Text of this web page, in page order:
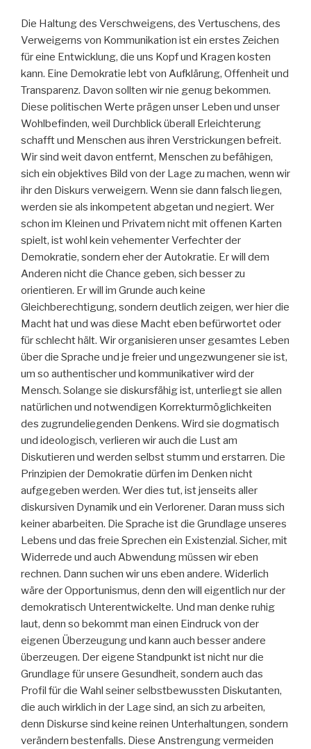
Die Haltung des Verschweigens, des Vertuschens, des
Verweigerns von Kommunikation ist ein erstes Zeichen
für eine Entwicklung, die uns Kopf und Kragen kosten
kann. Eine Demokratie lebt von Aufklärung, Offenheit und
Transparenz. Davon sollten wir nie genug bekommen.
Diese politischen Werte prägen unser Leben und unser
Wohlbefinden, weil Durchblick überall Erleichterung
schafft und Menschen aus ihren Verstrickungen befreit.
Wir sind weit davon entfernt, Menschen zu befähigen,
sich ein objektives Bild von der Lage zu machen, wenn wir
ihr den Diskurs verweigern. Wenn sie dann falsch liegen,
werden sie als inkompetent abgetan und negiert. Wer
schon im Kleinen und Privatem nicht mit offenen Karten
spielt, ist wohl kein vehementer Verfechter der
Demokratie, sondern eher der Autokratie. Er will dem
Anderen nicht die Chance geben, sich besser zu
orientieren. Er will im Grunde auch keine
Gleichberechtigung, sondern deutlich zeigen, wer hier die
Macht hat und was diese Macht eben befürwortet oder
für schlecht hält. Wir organisieren unser gesamtes Leben
über die Sprache und je freier und ungezwungener sie ist,
um so authentischer und kommunikativer wird der
Mensch. Solange sie diskursfähig ist, unterliegt sie allen
natürlichen und notwendigen Korrekturmöglichkeiten
des zugrundeliegenden Denkens. Wird sie dogmatisch
und ideologisch, verlieren wir auch die Lust am
Diskutieren und werden selbst stumm und erstarren. Die
Prinzipien der Demokratie dürfen im Denken nicht
aufgegeben werden. Wer dies tut, ist jenseits aller
diskursiven Dynamik und ein Verlorener. Daran muss sich
keiner abarbeiten. Die Sprache ist die Grundlage unseres
Lebens und das freie Sprechen ein Existenzial. Sicher, mit
Widerrede und auch Abwendung müssen wir eben
rechnen. Dann suchen wir uns eben andere. Widerlich
wäre der Opportunismus, denn den will eigentlich nur der
demokratisch Unterentwickelte. Und man denke ruhig
laut, denn so bekommt man einen Eindruck von der
eigenen Überzeugung und kann auch besser andere
überzeugen. Der eigene Standpunkt ist nicht nur die
Grundlage für unsere Gesundheit, sondern auch das
Profil für die Wahl seiner selbstbewussten Diskutanten,
die auch wirklich in der Lage sind, an sich zu arbeiten,
denn Diskurse sind keine reinen Unterhaltungen, sondern
verändern bestenfalls. Diese Anstrengung vermeiden